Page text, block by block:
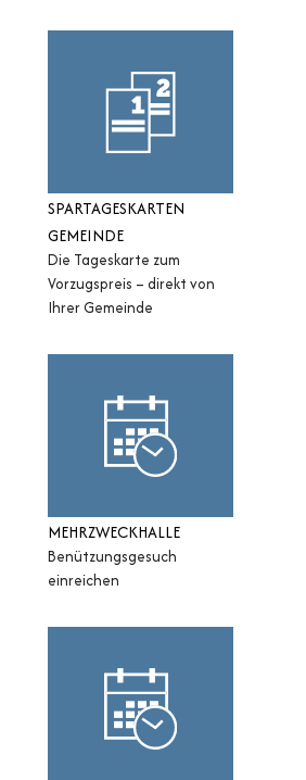
SPARTAGESKARTEN
GEMEINDE
Die Tageskarte zum
Vorzugspreis – direkt von
Ihrer Gemeinde
MEHRZWECKHALLE
Benützungsgesuch
einreichen